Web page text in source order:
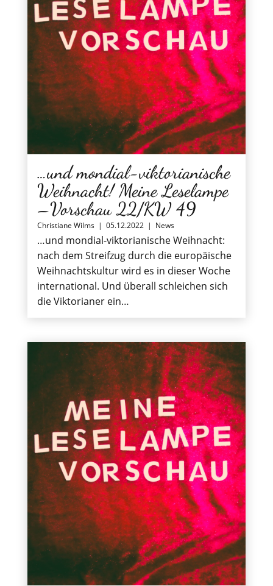
…und mondial-viktorianische
Weihnacht! Meine Leselampe
–Vorschau 22/KW 49
Christiane Wilms | 05.12.2022 | News
…und mondial-viktorianische Weihnacht:
nach dem Streifzug durch die europäische
Weihnachtskultur wird es in dieser Woche
international. Und überall schleichen sich
die Viktorianer ein…